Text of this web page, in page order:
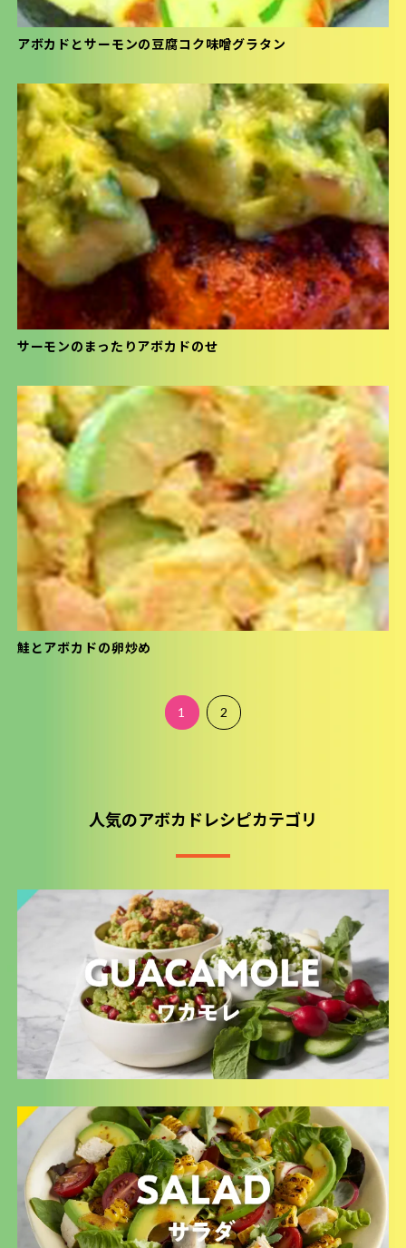
アボカドとサーモンの豆腐コク味噌グラタン
サーモンのまったりアボカドのせ
鮭とアボカドの卵炒め
1 2
人気のアボカドレシピカテゴリ